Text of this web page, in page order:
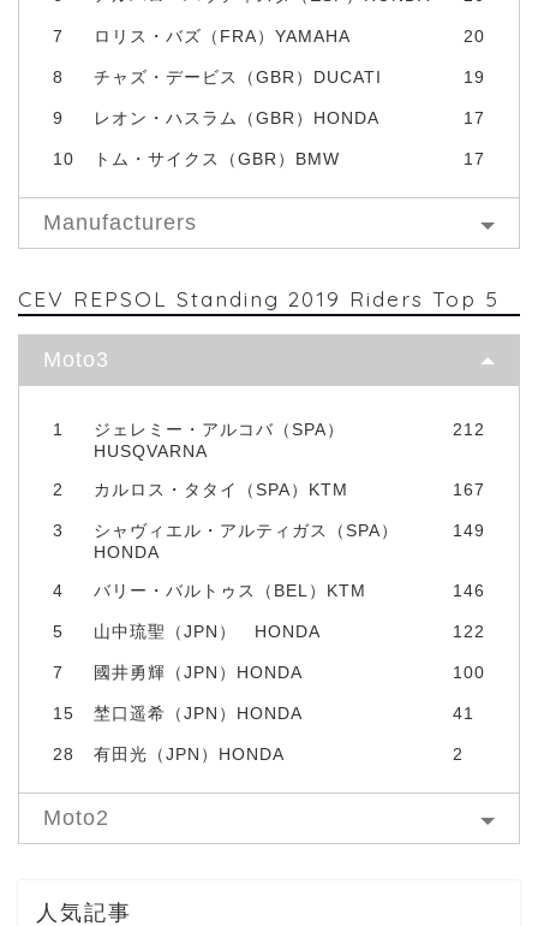
7 ロリス・バズ（FRA）YAMAHA 20
8 チャズ・デービス（GBR）DUCATI 19
9 レオン・ハスラム（GBR）HONDA 17
10 トム・サイクス（GBR）BMW 17
Manufacturers
CEV REPSOL Standing 2019 Riders Top 5
Moto3
1
ジェレミー・アルコバ（SPA）
HUSQVARNA
212
2 カルロス・タタイ（SPA）KTM 167
3
シャヴィエル・アルティガス（SPA）
HONDA
149
4 バリー・バルトゥス（BEL）KTM 146
5 山中琉聖（JPN） HONDA 122
7 國井勇輝（JPN）HONDA 100
15 埜口遥希（JPN）HONDA 41
28 有田光（JPN）HONDA 2
Moto2
人気記事